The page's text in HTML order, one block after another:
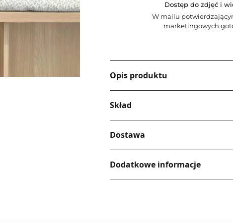
Dostęp do zdjęć i
W mailu
marketingowych
Opis produktu
Skład
Dostawa
Dodatkowe informacje